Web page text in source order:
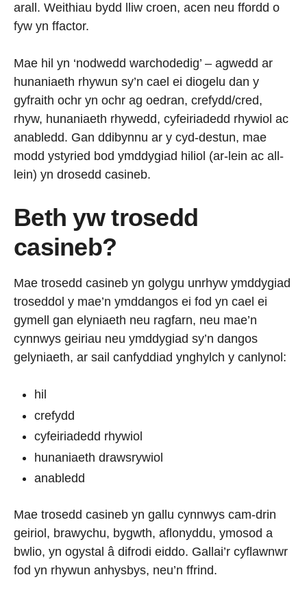
arall. Weithiau bydd lliw croen, acen neu ffordd o
fyw yn ffactor.
Mae hil yn ‘nodwedd warchodedig’ – agwedd ar
hunaniaeth rhywun sy’n cael ei diogelu dan y
gyfraith ochr yn ochr ag oedran, crefydd/cred,
rhyw, hunaniaeth rhywedd, cyfeiriadedd rhywiol ac
anabledd. Gan ddibynnu ar y cyd-destun, mae
modd ystyried bod ymddygiad hiliol (ar-lein ac all-
lein) yn drosedd casineb.
Beth yw trosedd
casineb?
Mae trosedd casineb yn golygu unrhyw ymddygiad
troseddol y mae’n ymddangos ei fod yn cael ei
gymell gan elyniaeth neu ragfarn, neu mae’n
cynnwys geiriau neu ymddygiad sy’n dangos
gelyniaeth, ar sail canfyddiad ynghylch y canlynol:
hil
crefydd
cyfeiriadedd rhywiol
hunaniaeth drawsrywiol
anabledd
Mae trosedd casineb yn gallu cynnwys cam-drin
geiriol, brawychu, bygwth, aflonyddu, ymosod a
bwlio, yn ogystal â difrodi eiddo. Gallai’r cyflawnwr
fod yn rhywun anhysbys, neu’n ffrind.